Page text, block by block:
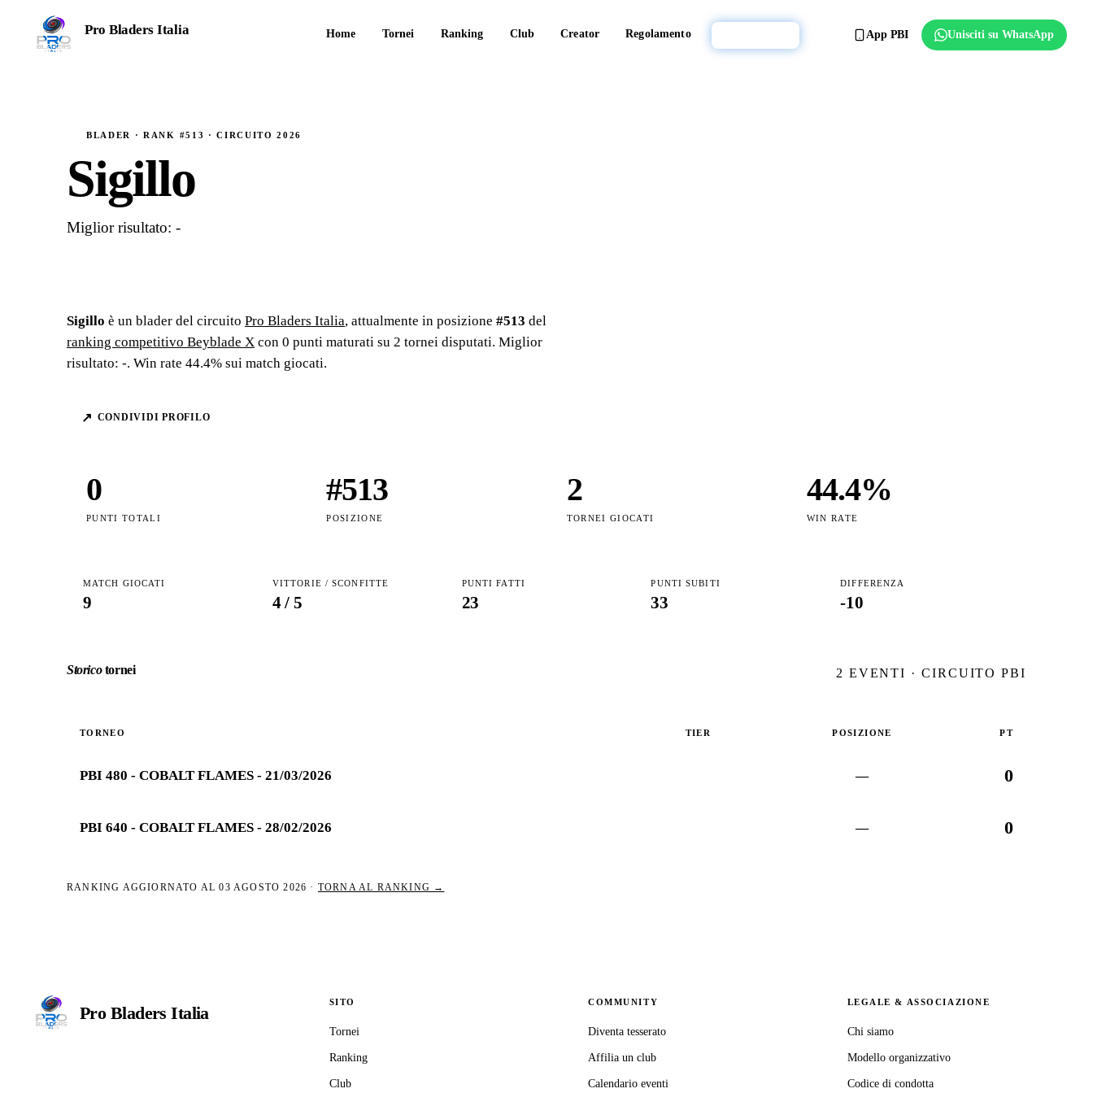
Pro Bladers Italia Home Tornei Ranking Club Creator Regolamento App PBI Unisciti su WhatsApp
BLADER · RANK #513 · CIRCUITO 2026
Sigillo
Miglior risultato: -
Sigillo è un blader del circuito Pro Bladers Italia, attualmente in posizione #513 del
ranking competitivo Beyblade X con 0 punti maturati su 2 tornei disputati. Miglior
risultato: -. Win rate 44.4% sui match giocati.
↗ CONDIVIDI PROFILO
0
PUNTI TOTALI
#513
POSIZIONE
2
TORNEI GIOCATI
44.4%
WIN RATE
MATCH GIOCATI
9
VITTORIE / SCONFITTE
4/ 5
PUNTI FATTI
23
PUNTI SUBITI
33
DIFFERENZA
-10
Storicotornei 2 EVENTI · CIRCUITO PBI
TORNEO TIER POSIZIONE PT
PBI 480 - COBALT FLAMES - 21/03/2026 — 0
PBI 640 - COBALT FLAMES - 28/02/2026 — 0
RANKING AGGIORNATO AL03 AGOSTO 2026 · TORNA AL RANKING →
Pro BladersItalia
SITO
Tornei
Ranking
Club
COMMUNITY
Diventa tesserato
Affilia un club
Calendario eventi
LEGALE & ASSOCIAZIONE
Chi siamo
Modello organizzativo
Codice di condotta